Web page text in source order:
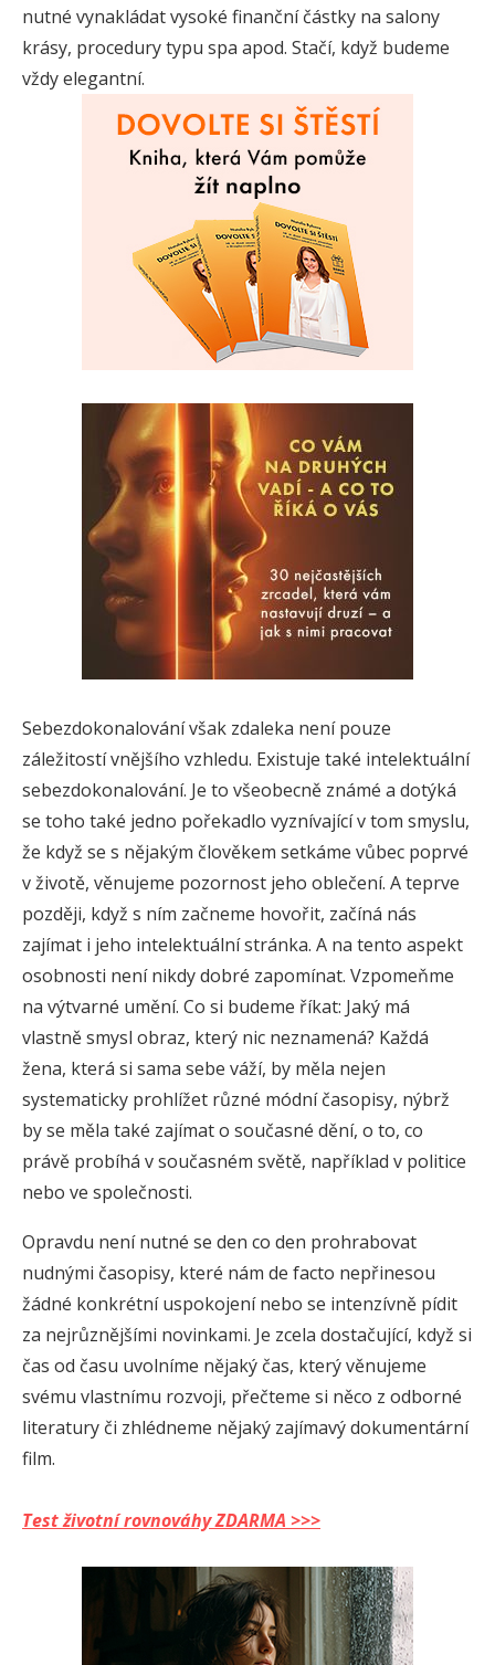
nutné vynakládat vysoké finanční částky na salony
krásy, procedury typu spa apod. Stačí, když budeme
vždy elegantní.
Sebezdokonalování však zdaleka není pouze
záležitostí vnějšího vzhledu. Existuje také intelektuální
sebezdokonalování. Je to všeobecně známé a dotýká
se toho také jedno pořekadlo vyznívající v tom smyslu,
že když se s nějakým člověkem setkáme vůbec poprvé
v životě, věnujeme pozornost jeho oblečení. A teprve
později, když s ním začneme hovořit, začíná nás
zajímat i jeho intelektuální stránka. A na tento aspekt
osobnosti není nikdy dobré zapomínat. Vzpomeňme
na výtvarné umění. Co si budeme říkat: Jaký má
vlastně smysl obraz, který nic neznamená? Každá
žena, která si sama sebe váží, by měla nejen
systematicky prohlížet různé módní časopisy, nýbrž
by se měla také zajímat o současné dění, o to, co
právě probíhá v současném světě, například v politice
nebo ve společnosti.
Opravdu není nutné se den co den prohrabovat
nudnými časopisy, které nám de facto nepřinesou
žádné konkrétní uspokojení nebo se intenzívně pídit
za nejrůznějšími novinkami. Je zcela dostačující, když si
čas od času uvolníme nějaký čas, který věnujeme
svému vlastnímu rozvoji, přečteme si něco z odborné
literatury či zhlédneme nějaký zajímavý dokumentární
film.
Test životní rovnováhy ZDARMA >>>